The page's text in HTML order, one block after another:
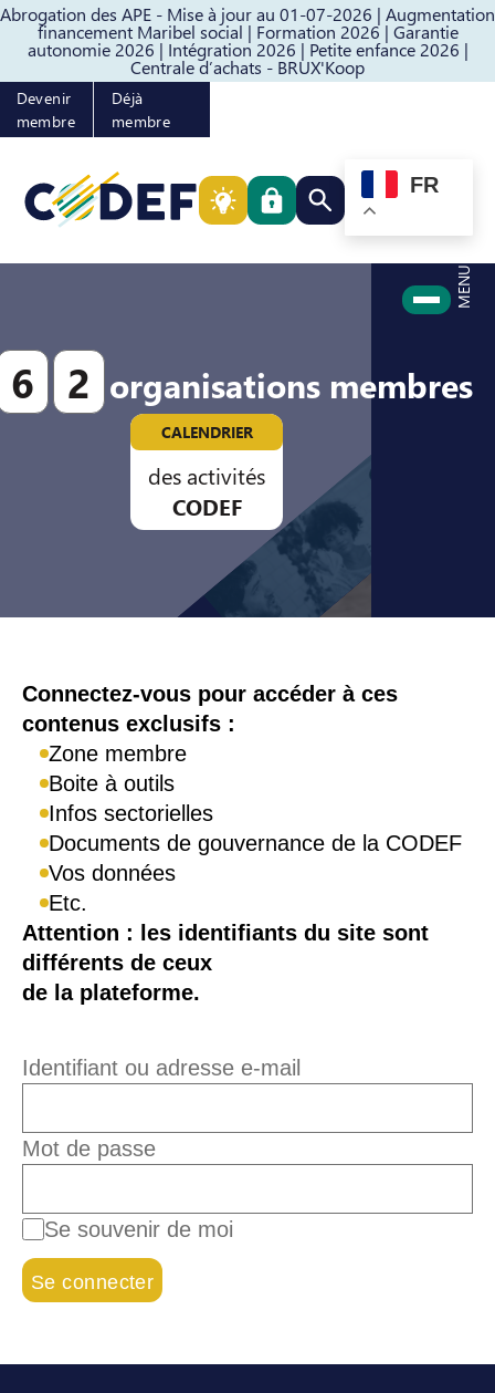
Abrogation des APE - Mise à jour au 01-07-2026 | Augmentation
financement Maribel social | Formation 2026 | Garantie
autonomie 2026 | Intégration 2026 | Petite enfance 2026 |
Centrale d’achats - BRUX'Koop
Passer au contenuPasser au pied de page
Devenir
membre
Déjà
membre
Rechercher quelque
FR
MENU
6 2 organisations membres
CALENDRIER
des activités
CODEF
Connexion
Connectez-vous pour accéder à ces
contenus exclusifs :
Zone membre
Boite à outils
Infos sectorielles
Documents de gouvernance de la CODEF
Vos données
Etc.
Attention : les identifiants du site sont
différents de ceux
de la plateforme.
Identifiant ou adresse e-mail
Mot de passe
Se souvenir de moi